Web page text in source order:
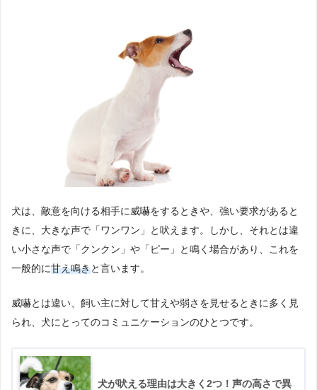
犬は、敵意を向ける相手に威嚇をするときや、強い要求があると
きに、大きな声で「ワンワン」と吠えます。しかし、それとは違
い小さな声で「クンクン」や「ピー」と鳴く場合があり、これを
一般的に甘え鳴きと言います。
威嚇とは違い、飼い主に対して甘えや弱さを見せるときに多く見
られ、犬にとってのコミュニケーションのひとつです。
犬が吠える理由は大きく2つ！声の高さで異